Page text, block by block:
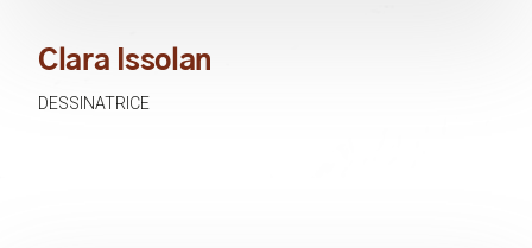
Clara Issolan
DESSINATRICE